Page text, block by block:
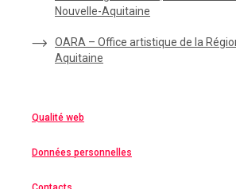
Nouvelle-Aquitaine
OARA – Office artistique de la
Aquitaine
Qualité web
Données personnelles